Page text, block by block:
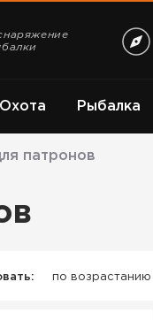
Охота Рыбалка
патронов
по